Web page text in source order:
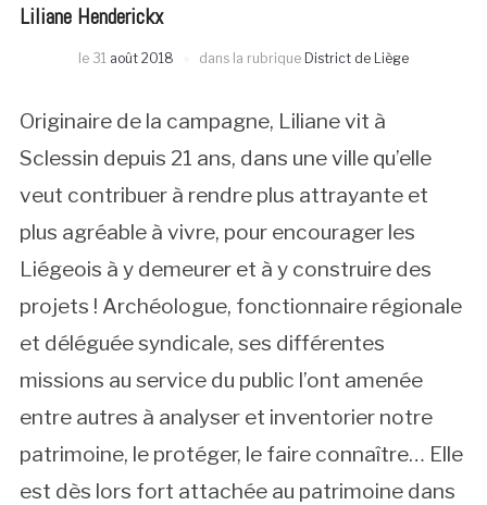
Liliane Henderickx
le 31 août 2018 dans la rubrique District de Liège
Originaire de la campagne, Liliane vit à
Sclessin depuis 21 ans, dans une ville qu’elle
veut contribuer à rendre plus attrayante et
plus agréable à vivre, pour encourager les
Liégeois à y demeurer et à y construire des
projets ! Archéologue, fonctionnaire régionale
et déléguée syndicale, ses différentes
missions au service du public l’ont amenée
entre autres à analyser et inventorier notre
patrimoine, le protéger, le faire connaître… Elle
est dès lors fort attachée au patrimoine dans